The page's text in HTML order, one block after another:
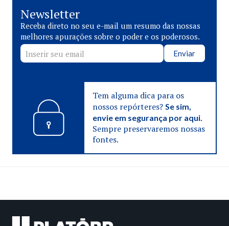
Newsletter
Receba direto no seu e-mail um resumo das nossas
melhores apurações sobre o poder e os poderosos.
Enviar
Tem alguma dica para os
nossos repórteres? Se sim,
envie em segurança por aqui.
Sempre preservaremos nossas
fontes.